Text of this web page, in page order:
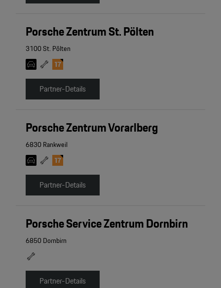
Porsche Zentrum St. Pölten
3100 St. Pölten
Partner-Details
Porsche Zentrum Vorarlberg
6830 Rankweil
Partner-Details
Porsche Service Zentrum Dornbirn
6850 Dornbirn
Partner-Details